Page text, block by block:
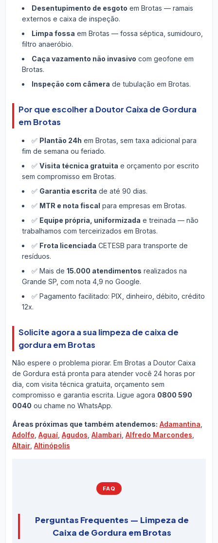
Desentupimento de esgoto em Brotas — ramais
externos e caixa de inspeção.
Limpa fossa em Brotas — fossa séptica, sumidouro,
filtro anaeróbio.
Caça vazamento não invasivo com geofone em
Brotas.
Inspeção com câmera de tubulação em Brotas.
Por que escolher a Doutor Caixa de Gordura
em Brotas
✅ Plantão 24h em Brotas, sem taxa adicional para
fim de semana ou feriado.
✅ Visita técnica gratuita e orçamento por escrito
sem compromisso em Brotas.
✅ Garantia escrita de até 90 dias.
✅ MTR e nota fiscal para empresas em Brotas.
✅ Equipe própria, uniformizada e treinada — não
trabalhamos com terceirizados em Brotas.
✅ Frota licenciada CETESB para transporte de
resíduos.
✅ Mais de 15.000 atendimentos realizados na
Grande SP, com nota 4,9 no Google.
✅ Pagamento facilitado: PIX, dinheiro, débito, crédito
12x.
Solicite agora a sua limpeza de caixa de
gordura em Brotas
Não espere o problema piorar. Em Brotas a Doutor Caixa
de Gordura está pronta para atender você 24 horas por
dia, com visita técnica gratuita, orçamento sem
compromisso e garantia escrita. Ligue agora 0800 590
0040 ou chame no WhatsApp.
Áreas próximas que também atendemos: Adamantina
Adolfo Aguaí, Agudos Alambari Alfredo Marcondes
Altair, Altinópolis
FAQ
Perguntas Frequentes — Limpeza de
Caixa de Gordura em Brotas